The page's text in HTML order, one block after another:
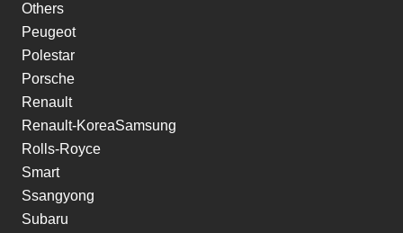
Others
Peugeot
Polestar
Porsche
Renault
Renault-KoreaSamsung
Rolls-Royce
Smart
Ssangyong
Subaru